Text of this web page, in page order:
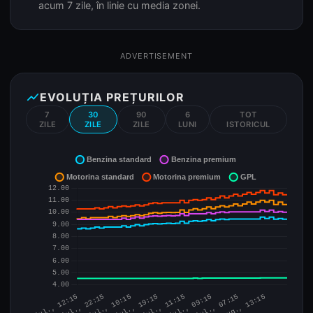
acum 7 zile, în linie cu media zonei.
ADVERTISEMENT
show_chartEVOLUȚIA PREȚURILOR
7
ZILE
30
ZILE
90
ZILE
6
LUNI
TOT
ISTORICUL